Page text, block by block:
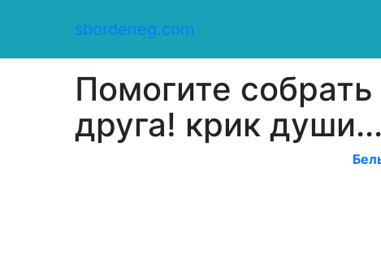
sbordeneg.com
Оказать помощь
Помогите
друга! крик